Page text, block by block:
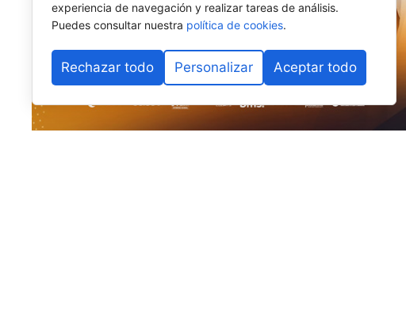
experiencia de navegación y realizar tareas de análisis.
Puedes consultar nuestra política de cookies.
Rechazar todo Personalizar Aceptar todo